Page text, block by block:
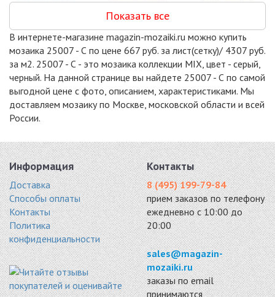
2505-2508-2510-
А
стекло 313x495
3958 руб. / кв.м.
25006 - D
стекло 313x495
4307 руб. / кв.м.
25011 - D
стекло 313x495
4307 руб. / кв.м.
-3%
25015-D
стекло 313x495
4307 руб. / кв.м.
-3%
25016 - D
стекло 313x495
4307 руб. / кв.м.
-3%
25012 - С
стекло 313x495
4307 руб. / кв.м.
-3% -3% -3%
Показать все
В интернете-магазине magazin-mozaiki.ru можно купить
мозаика 25007 - С по цене 667 руб. за лист(сетку)/ 4307 руб.
за м2. 25007 - С - это мозаика коллекции MIX, цвет - серый,
черный. На данной странице вы найдете 25007 - С по самой
выгодной цене с фото, описанием, характеристиками. Мы
доставляем мозаику по Москве, московской области и всей
России.
Информация
Доставка
Способы оплаты
Контакты
Политика
конфиденциальности
Контакты
8 (495) 199-79-84
прием заказов по телефону
ежедневно с 10:00 до
20:00
sales@magazin-
mozaiki.ru
заказы по email
принимаются